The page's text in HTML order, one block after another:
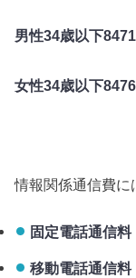
男性34歳以下
女性34歳以下
情報関係通信費に
固定電話通信料
移動電話通信料